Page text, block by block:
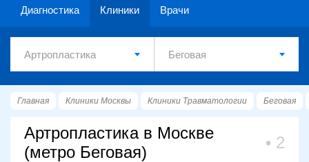
Диагностика Клиники Врачи
Главная Клиники Москвы Клиники Травматологии Беговая
Артропластика в Москве
(метро Беговая)
2